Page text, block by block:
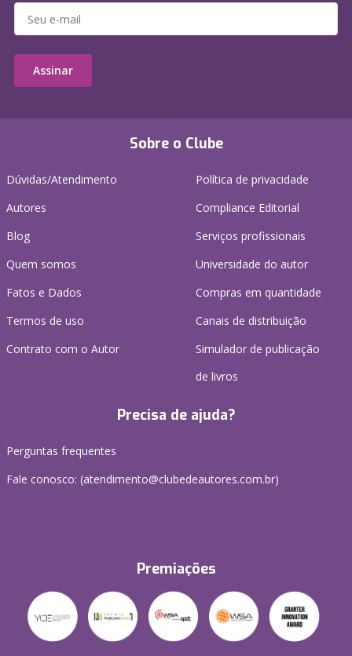
Sobre o Clube
Dúvidas/Atendimento
Autores
Blog
Quem somos
Fatos e Dados
Termos de uso
Contrato com o Autor
Política de privacidade
Compliance Editorial
Serviços profissionais
Universidade do autor
Compras em quantidade
Canais de distribuição
Simulador de publicação
de livros
Precisa de ajuda?
Perguntas frequentes
Fale conosco: (atendimento@clubedeautores.com.br)
Premiações
Assinar